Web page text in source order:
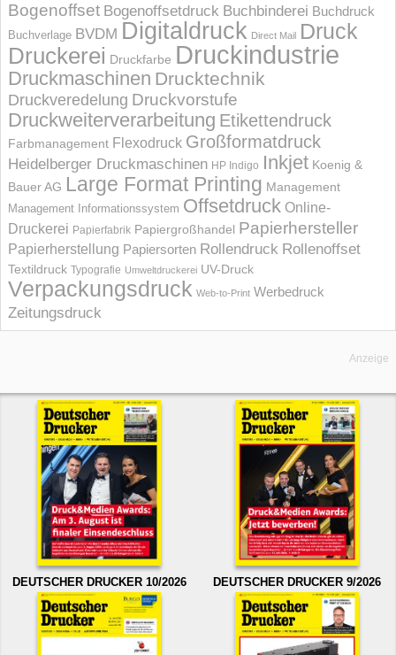
Bogenoffset Bogenoffsetdruck Buchbinderei Buchdruck
Buchverlage BVDM Digitaldruck Direct Mail Druck
Druckerei Druckfarbe Druckindustrie
Druckmaschinen Drucktechnik
Druckveredelung Druckvorstufe
Druckweiterverarbeitung Etikettendruck
Farbmanagement Flexodruck Großformatdruck
Heidelberger Druckmaschinen HP Indigo Inkjet Koenig &
Bauer AG Large Format Printing Management
Management Informations­system Offsetdruck Online-
Druckerei Papierfabrik Papiergroßhandel Papierhersteller
Papierherstellung Papiersorten Rollendruck Rollenoffset
Textildruck Typografie Umweltdruckerei UV-Druck
Verpackungsdruck Web-to-Print Werbedruck
Zeitungsdruck
Anzeige
DEUTSCHER DRUCKER 10/2026 DEUTSCHER DRUCKER 9/2026